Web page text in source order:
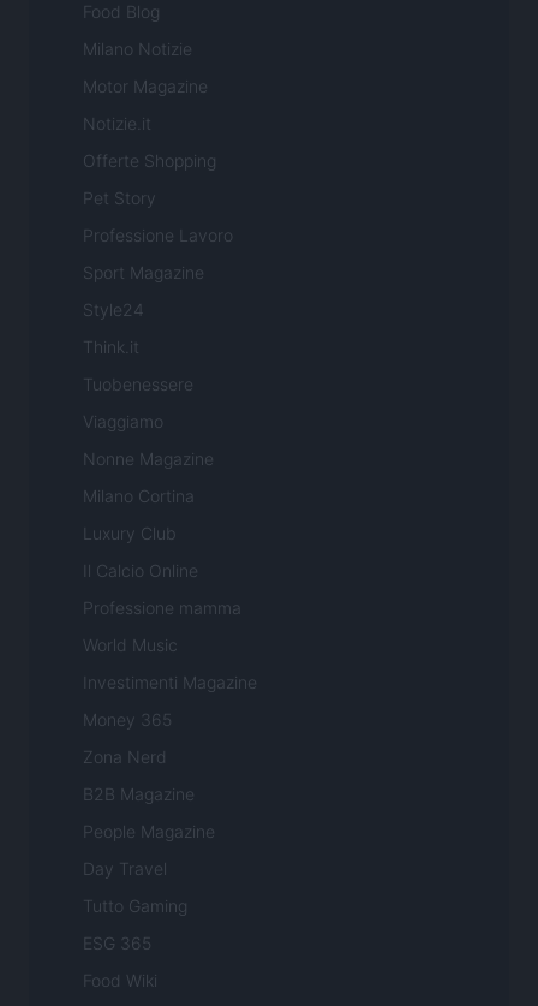
Food Blog
Milano Notizie
Motor Magazine
Notizie.it
Offerte Shopping
Pet Story
Professione Lavoro
Sport Magazine
Style24
Think.it
Tuobenessere
Viaggiamo
Nonne Magazine
Milano Cortina
Luxury Club
Il Calcio Online
Professione mamma
World Music
Investimenti Magazine
Money 365
Zona Nerd
B2B Magazine
People Magazine
Day Travel
Tutto Gaming
ESG 365
Food Wiki